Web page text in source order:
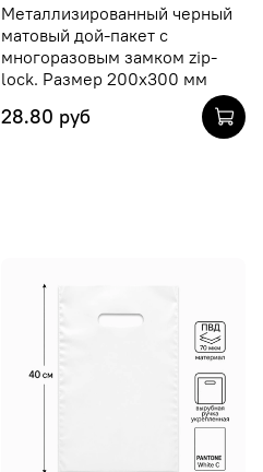
Металлизированный черный
матовый дой-пакет с
многоразовым замком zip-
lock. Размер 200х300 мм
28.80 руб